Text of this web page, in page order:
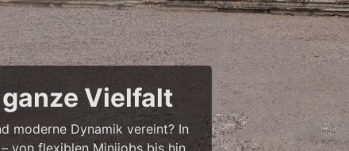
Vielfalt
moderne Dynamik vereint? In